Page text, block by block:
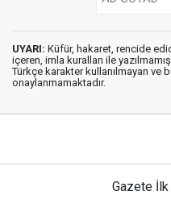
UYARI: Küfür, hakaret, rencide
içeren, imla kuralları ile yazılmamış,
Türkçe karakter kullanılmayan ve
onaylanmamaktadır.
Gazete